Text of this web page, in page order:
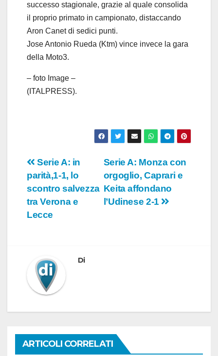
successo stagionale, grazie al quale consolida
il proprio primato in campionato, distaccando
Aron Canet di sedici punti.
Jose Antonio Rueda (Ktm) vince invece la gara
della Moto3.
– foto Image –
(ITALPRESS).
Navigazione
articoli
Serie A: Monza con
orgoglio, Caprari e
Keita affondano
l’Udinese 2-1
Serie A: in
parità,1-1, lo
scontro salvezza
tra Verona e
Lecce
Di
ARTICOLI CORRELATI